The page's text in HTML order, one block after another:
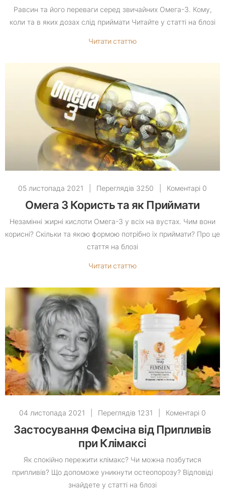
Равсин та його переваги серед звичайних Омега-3. Кому,
коли та в яких дозах слід приймати Читайте у статті на блозі
Читати статтю
05 листопада 2021 Переглядів 3250 Коментарі 0
Омега 3 Користь та як Приймати
Незамінні жирні кислоти Омега-3 у всіх на вустах. Чим вони
корисні? Скільки та якою формою потрібно їх приймати? Про це
стаття на блозі
Читати статтю
04 листопада 2021 Переглядів 1231 Коментарі 0
Застосування Фемсіна від Припливів
при Клімаксі
Як спокійно пережити клімакс? Чи можна позбутися
припливів? Що допоможе уникнути остеопорозу? Відповіді
знайдете у статті на блозі